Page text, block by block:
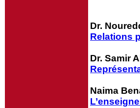
Dr.
Relations
Dr. Samir
Naima